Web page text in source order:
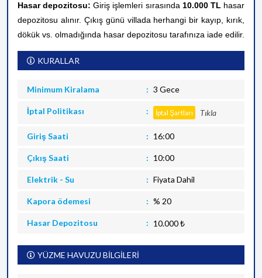
Hasar depozitosu:Giriş işlemleri sırasında 10.000 TL hasar
depozitosu alınır. Çıkış günü villada herhangi bir kayıp, kırık,
dökük vs. olmadığında hasar depozitosu tarafınıza iade edilir.
KURALLAR
Minimum Kiralama 3 Gece
İptal Politikası İptal Şartları Tıkla
Giriş Saati 16:00
Çıkış Saati 10:00
Elektrik - Su Fiyata Dahil
Kapora ödemesi % 20
Hasar Depozitosu 10.000 ₺
YÜZME HAVUZU BİLGİLERİ